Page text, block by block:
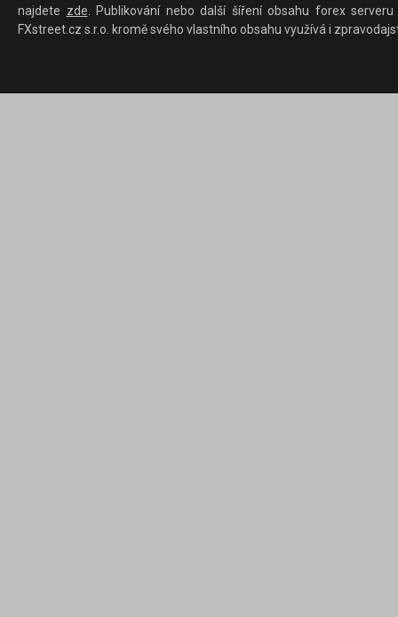
najdete zde . Publikování nebo další šíření obsahu forex
FXstreet.cz s.r.o. kromě svého vlastního obsahu využívá i